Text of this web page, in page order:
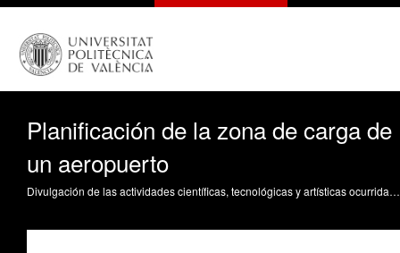
Planificación de la zona de carga de
un aeropuerto
Divulgación de las actividades científicas, tecnológicas y artísticas ocurridas en los tres campus de la UPV